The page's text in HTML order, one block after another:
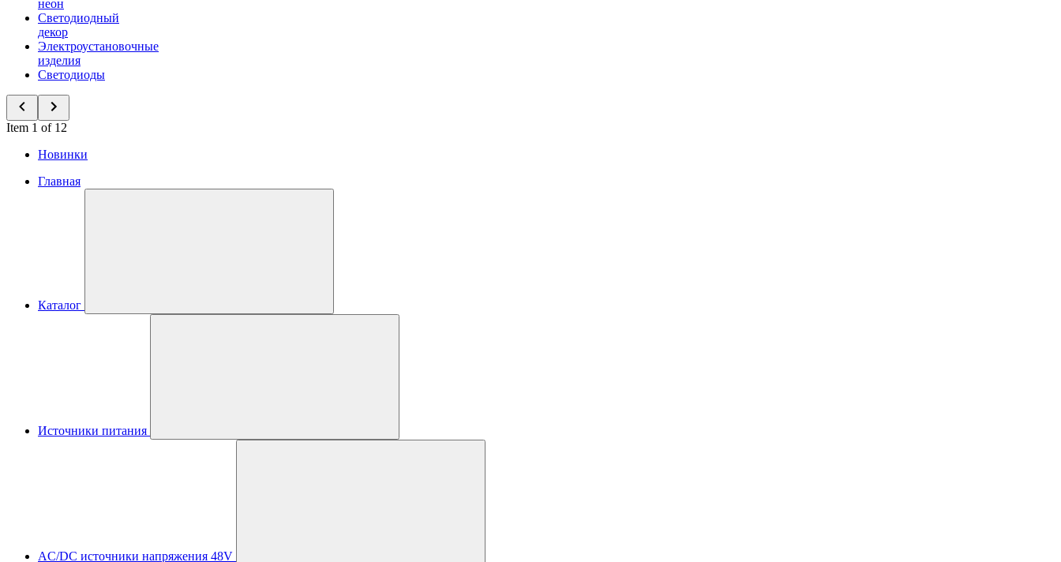
неон
Светодиодный
декор
Электроустановочные
изделия
Светодиоды
Item 1 of 12
Новинки
Главная
Каталог
Источники питания
AC/DC источники напряжения 48V